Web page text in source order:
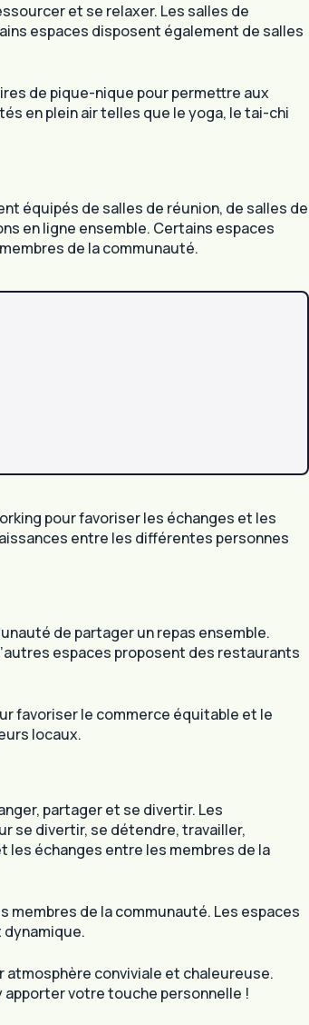
et se relaxer. Les salles de
espaces disposent également de salles
de pique-nique pour permettre aux
en plein air telles que le yoga, le tai-chi
équipés de salles de réunion, de salles de
en ligne ensemble. Certains espaces
de la communauté.
pour favoriser les échanges et les
entre les différentes personnes
de partager un repas ensemble.
espaces proposent des restaurants
favoriser le commerce équitable et le
locaux.
partager et se divertir. Les
se divertir, se détendre, travailler,
les échanges entre les membres de la
de la communauté. Les espaces
atmosphère conviviale et chaleureuse.
apporter votre touche personnelle !